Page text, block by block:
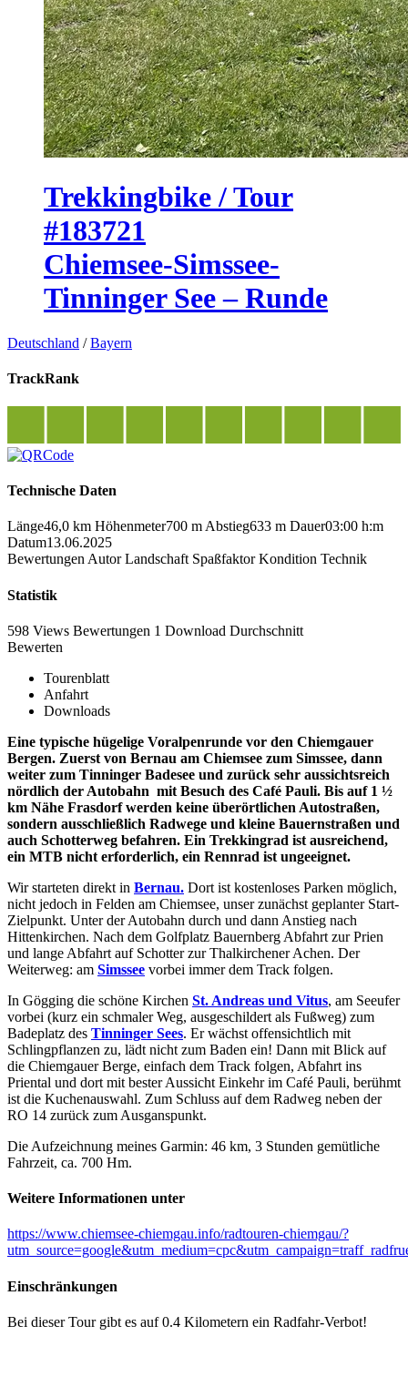
Trekkingbike / Tour
#183721
Chiemsee-Simssee-
Tinninger See – Runde
Deutschland /Bayern
TrackRank
Technische Daten
Länge46,0 km Höhenmeter700 m Abstieg633 m Dauer03:00 h:m
Datum13.06.2025
Bewertungen Autor Landschaft Spaßfaktor Kondition Technik
Statistik
598 Views Bewertungen 1 Download Durchschnitt
Bewerten
Tourenblatt
Anfahrt
Downloads
Eine typische hügelige Voralpenrunde vor den Chiemgauer
Bergen. Zuerst von Bernau am Chiemsee zum Simssee, dann
weiter zum Tinninger Badesee und zurück sehr aussichtsreich
nördlich der Autobahn mit Besuch des Café Pauli. Bis auf 1 ½
km Nähe Frasdorf werden keine überörtlichen Autostraßen,
sondern ausschließlich Radwege und kleine Bauernstraßen und
auch Schotterweg befahren. Ein Trekkingrad ist ausreichend,
ein MTB nicht erforderlich, ein Rennrad ist ungeeignet.
Wir starteten direkt in Bernau. Dort ist kostenloses Parken möglich,
nicht jedoch in Felden am Chiemsee, unser zunächst geplanter Start-
Zielpunkt. Unter der Autobahn durch und dann Anstieg nach
Hittenkirchen. Nach dem Golfplatz Bauernberg Abfahrt zur Prien
und lange Abfahrt auf Schotter zur Thalkirchener Achen. Der
Weiterweg: am Simssee vorbei immer dem Track folgen.
In Gögging die schöne Kirchen St. Andreas und Vitus, am Seeufer
vorbei (kurz ein schmaler Weg, ausgeschildert als Fußweg) zum
Badeplatz des Tinninger Sees. Er wächst offensichtlich mit
Schlingpflanzen zu, lädt nicht zum Baden ein! Dann mit Blick auf
die Chiemgauer Berge, einfach dem Track folgen, Abfahrt ins
Priental und dort mit bester Aussicht Einkehr im Café Pauli, berühmt
ist die Kuchenauswahl. Zum Schluss auf dem Radweg neben der
RO 14 zurück zum Ausganspunkt.
Die Aufzeichnung meines Garmin: 46 km, 3 Stunden gemütliche
Fahrzeit, ca. 700 Hm.
Weitere Informationen unter
https://www.chiemsee-chiemgau.info/radtouren-chiemgau/?
Einschränkungen
Bei dieser Tour gibt es auf 0.4 Kilometern ein Radfahr-Verbot!